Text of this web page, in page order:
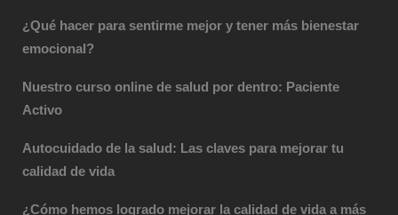
¿Qué hacer para sentirme mejor y tener más bienestar
emocional?
Nuestro curso online de salud por dentro: Paciente
Activo
Autocuidado de la salud: Las claves para mejorar tu
calidad de vida
¿Cómo hemos logrado mejorar la calidad de vida a más